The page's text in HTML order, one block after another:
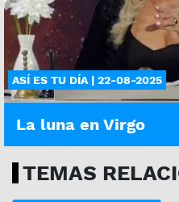
ASÍ ES TU DÍA | 22-08-2025
La luna en Virgo
TEMAS